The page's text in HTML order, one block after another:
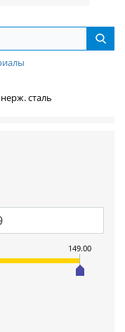
сталь
149.00